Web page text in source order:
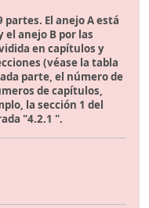
partes. El anejo A está
el anejo B por las
en capítulos y
(véase la tabla
parte, el número de
de capítulos,
la sección 1 del
"4.2.1 ".